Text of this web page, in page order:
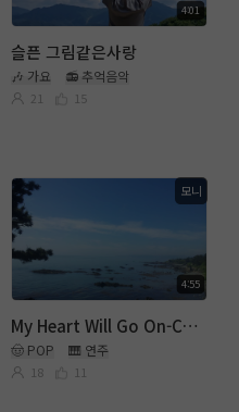
4:01
슬픈 그림같은사랑
🎶 가요 📻 추억음악
21 15
4:55
모니
My Heart Will Go On-Celine Dion
🤠 POP 🎹 연주
18 11